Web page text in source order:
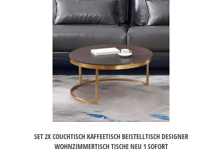
SET 2X COUCHTISCH KAFFEETISCH BEISTELLTISCH DESIGNER
WOHNZIMMERTISCH TISCHE NEU 1 SOFORT